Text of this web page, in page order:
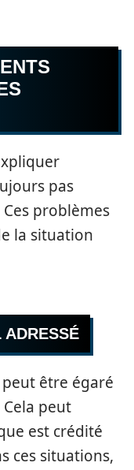
pas
Ces problèmes
la situation
peut être égaré
peut
est crédité
ces situations,